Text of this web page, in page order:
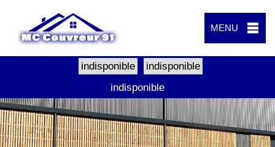
MENU
indisponible
indisponible
indisponible